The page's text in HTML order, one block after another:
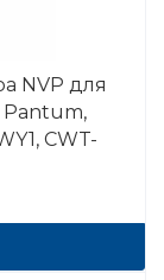
NVP для
Pantum,
CWT-